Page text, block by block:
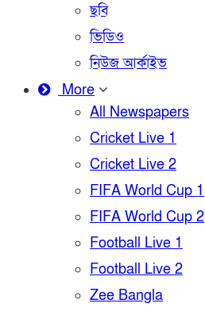
ছবি
ভিডিও
নিউজ আর্কাইভ
More
All Newspapers
Cricket Live 1
Cricket Live 2
FIFA World Cup 1
FIFA World Cup 2
Football Live 1
Football Live 2
Zee Bangla